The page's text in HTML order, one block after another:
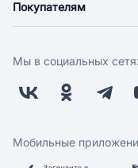
Новости
Поставщикам
Заводчикам
Обратная связь
Покупателям
Оплата
Бонусная программа
Скидки и акции
Мы в социальных
Мобильные